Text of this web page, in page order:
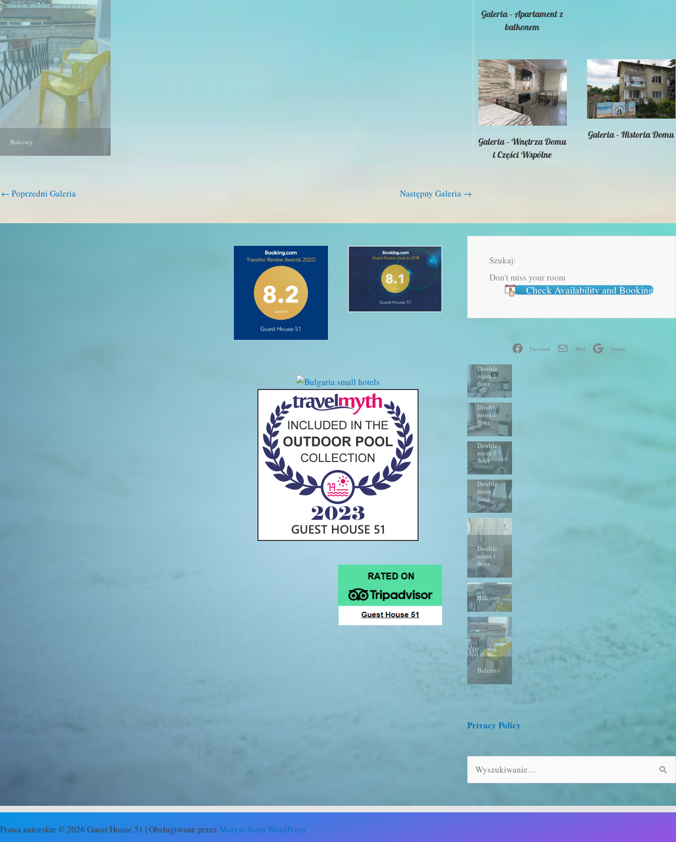
Balcony
← Poprzedni Galeria Następny Galeria →
Galeria – Apartament z
balkonem
Galeria – Wnętrza Domu
i Części Wspólne
Galeria – Historia Domu
Szukaj:
Don't miss your room
Check Availability and Booking
Facebook Mail Google
Double
room 1
flour
Double
room 1
flour
Double
room 1
flour
Double
room 1
flour
Double
room 1
flour
Balcony
Balcony
Privacy Policy
dla:
Prawa autorskie © 2026 Guest House 51 | Obsługiwane przez Motyw Astra WordPress